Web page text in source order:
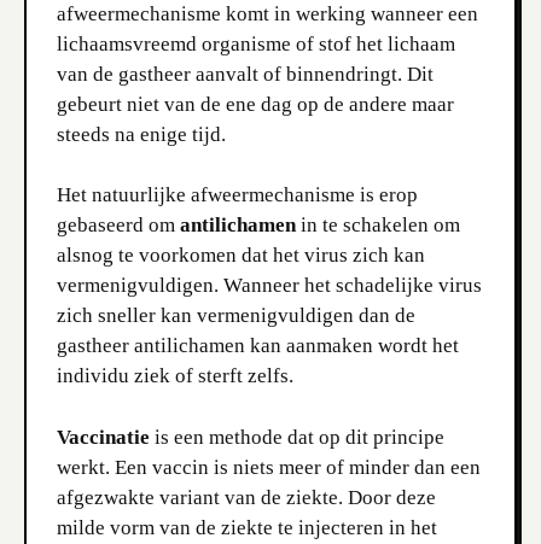
afweermechanisme komt in werking wanneer een
lichaamsvreemd organisme of stof het lichaam
van de gastheer aanvalt of binnendringt. Dit
gebeurt niet van de ene dag op de andere maar
steeds na enige tijd.
Het natuurlijke afweermechanisme is erop
gebaseerd om antilichamenin te schakelen om
alsnog te voorkomen dat het virus zich kan
vermenigvuldigen. Wanneer het schadelijke virus
zich sneller kan vermenigvuldigen dan de
gastheer antilichamen kan aanmaken wordt het
individu ziek of sterft zelfs.
Vaccinatie is een methode dat op dit principe
werkt. Een vaccin is niets meer of minder dan een
afgezwakte variant van de ziekte. Door deze
milde vorm van de ziekte te injecteren in het